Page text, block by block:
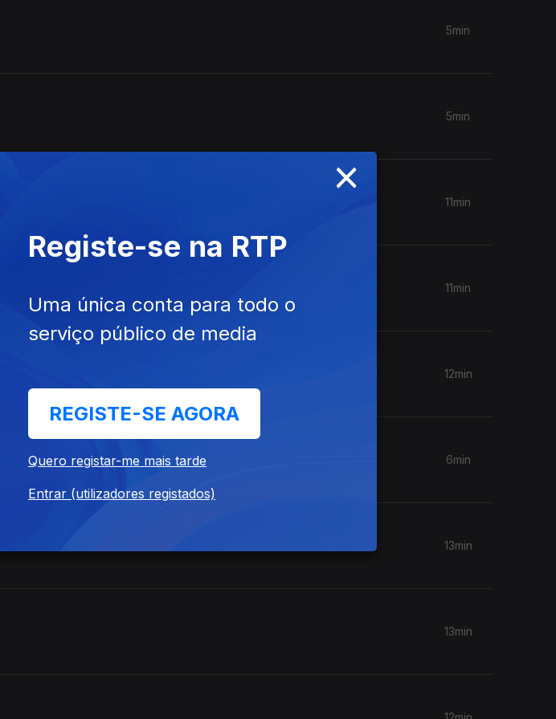
5min
5min
11min
11min
12min
6min
13min
13min
×
Registe-se na RTP
Uma única conta para todo o
serviço público de media
REGISTE-SE AGORA
Quero registar-me mais tarde
Entrar (utilizadores registados)